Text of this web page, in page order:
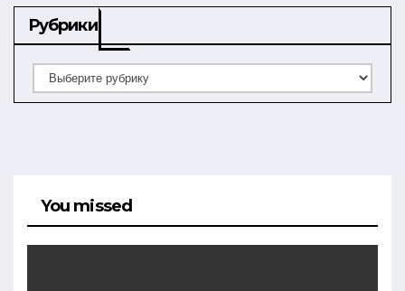
Рубрики
Рубрики
You missed